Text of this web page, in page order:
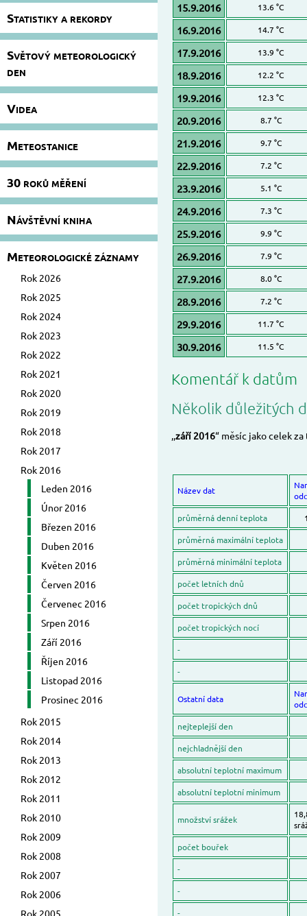
Statistiky a rekordy
Světový meteorologický
den
Videa
Meteostanice
30 roků měření
Návštěvní kniha
Meteorologické záznamy
Rok 2026
Rok 2025
Rok 2024
Rok 2023
Rok 2022
Rok 2021
Rok 2020
Rok 2019
Rok 2018
Rok 2017
Rok 2016
Leden 2016
Únor 2016
Březen 2016
Duben 2016
Květen 2016
Červen 2016
Červenec 2016
Srpen 2016
Září 2016
Říjen 2016
Listopad 2016
Prosinec 2016
Rok 2015
Rok 2014
Rok 2013
Rok 2012
Rok 2011
Rok 2010
Rok 2009
Rok 2008
Rok 2007
Rok 2006
Rok 2005
15.9.2016 13.6 °C
16.9.2016 14.7 °C
17.9.2016 13.9 °C
18.9.2016 12.2 °C
19.9.2016 12.3 °C
20.9.2016 8.7 °C
21.9.2016 9.7 °C
22.9.2016 7.2 °C
23.9.2016 5.1 °C
24.9.2016 7.3 °C
25.9.2016 9.9 °C
26.9.2016 7.9 °C
27.9.2016 8.0 °C
28.9.2016 7.2 °C
29.9.2016 11.7 °C
30.9.2016 11.5 °C
Komentář k datům
Několik důležitých
,,září 2016“ měsíc jako celek
Název dat
průměrná denní teplota
průměrná maximální teplota
průměrná minimální teplota
počet letních dnů
počet tropických dnů
počet tropických nocí
-
-
Ostatní data
nejteplejší den
nejchladnější den
absolutní teplotní maximum
absolutní teplotní minimum
množství srážek
počet bouřek
-
-
-